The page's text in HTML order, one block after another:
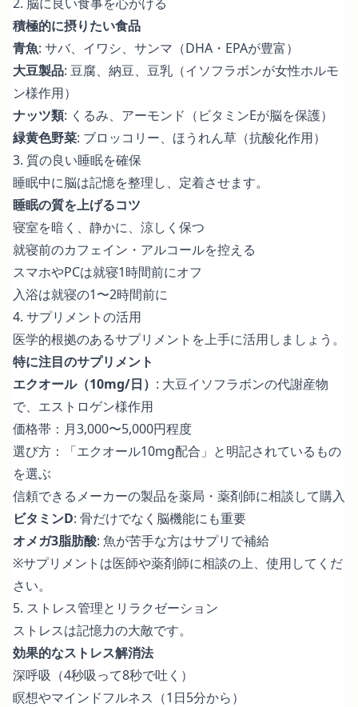
積極的に摂りたい食品
青魚: サバ、イワシ、サンマ（DHA・EPAが豊富）
大豆製品: 豆腐、納豆、豆乳（イソフラボンが女性ホルモ
ン様作用）
ナッツ類: くるみ、アーモンド（ビタミンEが脳を保護）
緑黄色野菜: ブロッコリー、ほうれん草（抗酸化作用）
3. 質の良い睡眠を確保
睡眠中に脳は記憶を整理し、定着させます。
睡眠の質を上げるコツ
寝室を暗く、静かに、涼しく保つ
就寝前のカフェイン・アルコールを控える
スマホやPCは就寝1時間前にオフ
入浴は就寝の1〜2時間前に
4. サプリメントの活用
医学的根拠のあるサプリメントを上手に活用しましょう。
特に注目のサプリメント
エクオール（10mg/日） : 大豆イソフラボンの代謝産物
で、エストロゲン様作用
価格帯：月3,000〜5,000円程度
選び方：「エクオール10mg配合」と明記されているもの
を選ぶ
信頼できるメーカーの製品を薬局・薬剤師に相談して購入
ビタミンD: 骨だけでなく脳機能にも重要
オメガ3脂肪酸: 魚が苦手な方はサプリで補給
※サプリメントは医師や薬剤師に相談の上、使用してくだ
さい。
5. ストレス管理とリラクゼーション
ストレスは記憶力の大敵です。
効果的なストレス解消法
深呼吸（4秒吸って8秒で吐く）
瞑想やマインドフルネス（1日5分から）